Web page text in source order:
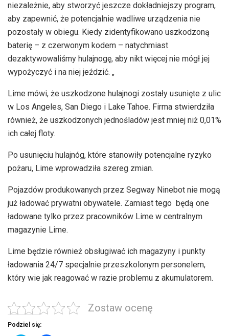
niezależnie, aby stworzyć jeszcze dokładniejszy program,
aby zapewnić, że potencjalnie wadliwe urządzenia nie
pozostały w obiegu. Kiedy zidentyfikowano uszkodzoną
baterię – z czerwonym kodem – natychmiast
dezaktywowaliśmy hulajnogę, aby nikt więcej nie mógł jej
wypożyczyć i na niej jeździć. „
Lime mówi, że uszkodzone hulajnogi zostały usunięte z ulic
w Los Angeles, San Diego i Lake Tahoe. Firma stwierdziła
również, że uszkodzonych jednośladów jest mniej niż 0,01%
ich całej floty.
Po usunięciu hulajnóg, które stanowiły potencjalne ryzyko
pożaru, Lime wprowadziła szereg zmian.
Pojazdów produkowanych przez Segway Ninebot nie mogą
już ładować prywatni obywatele. Zamiast tego będą one
ładowane tylko przez pracowników Lime w centralnym
magazynie Lime.
Lime będzie również obsługiwać ich magazyny i punkty
ładowania 24/7 specjalnie przeszkolonym personelem,
który wie jak reagować w razie problemu z akumulatorem.
Zostaw ocenę
Podziel się: